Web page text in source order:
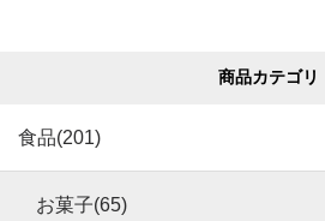
商品カテゴリ
食品(201)
お菓子(65)